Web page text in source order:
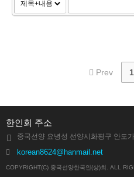
Prev 1
한인회 주소
중국선양 요녕성 선양시화평구 안도
korean8624@hanmail.net
COPYRIGHT(C) 중국선양한국인(상)회. ALL